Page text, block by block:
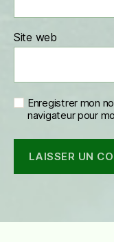
Site web
Enregistrer mon
navigateur pour